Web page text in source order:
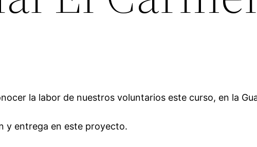
la labor de nuestros voluntarios este curso, en la
y entrega en este proyecto.